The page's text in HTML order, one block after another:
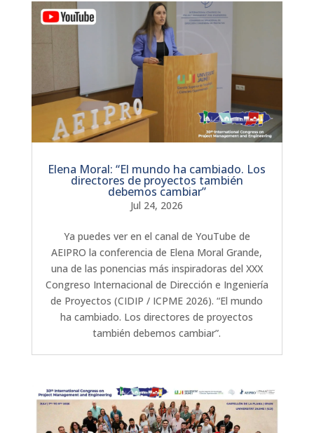
Elena Moral: “El mundo ha cambiado. Los
directores de proyectos también
debemos cambiar”
Jul 24, 2026
Ya puedes ver en el canal de YouTube de
AEIPRO la conferencia de Elena Moral Grande,
una de las ponencias más inspiradoras del XXX
Congreso Internacional de Dirección e Ingeniería
de Proyectos (CIDIP / ICPME 2026). “El mundo
ha cambiado. Los directores de proyectos
también debemos cambiar”.